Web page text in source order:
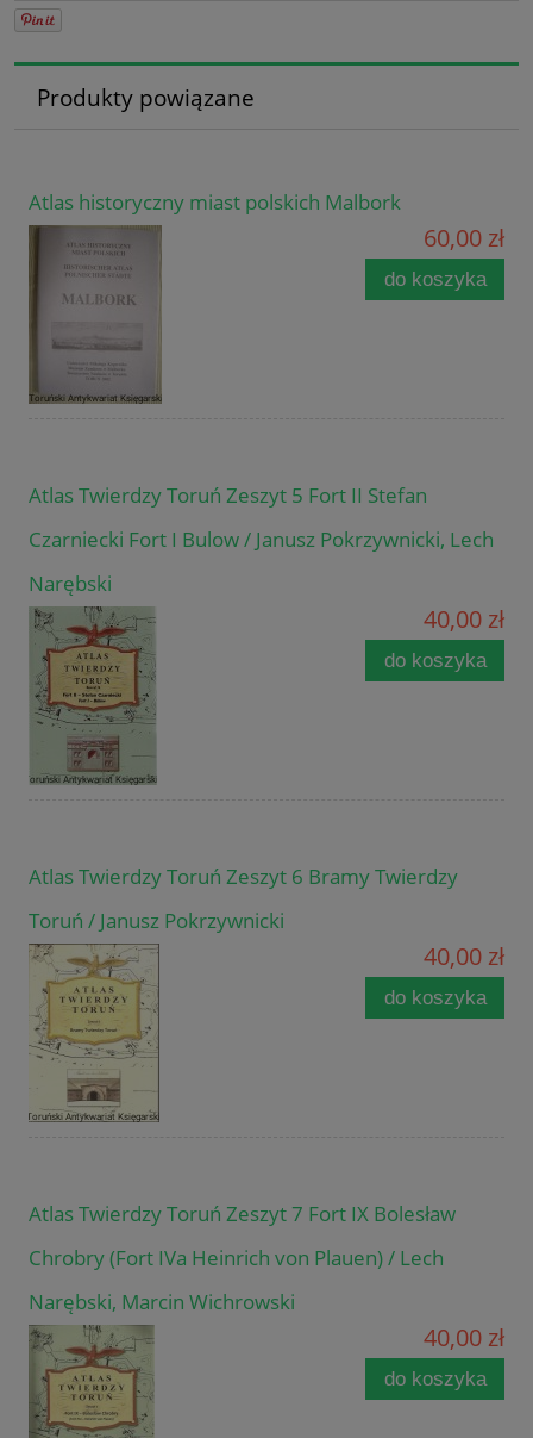
Produkty powiązane
Atlas historyczny miast polskich Malbork
60,00 zł
do koszyka
Atlas Twierdzy Toruń Zeszyt 5 Fort II Stefan
Czarniecki Fort I Bulow / Janusz Pokrzywnicki, Lech
Narębski
40,00 zł
do koszyka
Atlas Twierdzy Toruń Zeszyt 6 Bramy Twierdzy
Toruń / Janusz Pokrzywnicki
40,00 zł
do koszyka
Atlas Twierdzy Toruń Zeszyt 7 Fort IX Bolesław
Chrobry (Fort IVa Heinrich von Plauen) / Lech
Narębski, Marcin Wichrowski
40,00 zł
do koszyka